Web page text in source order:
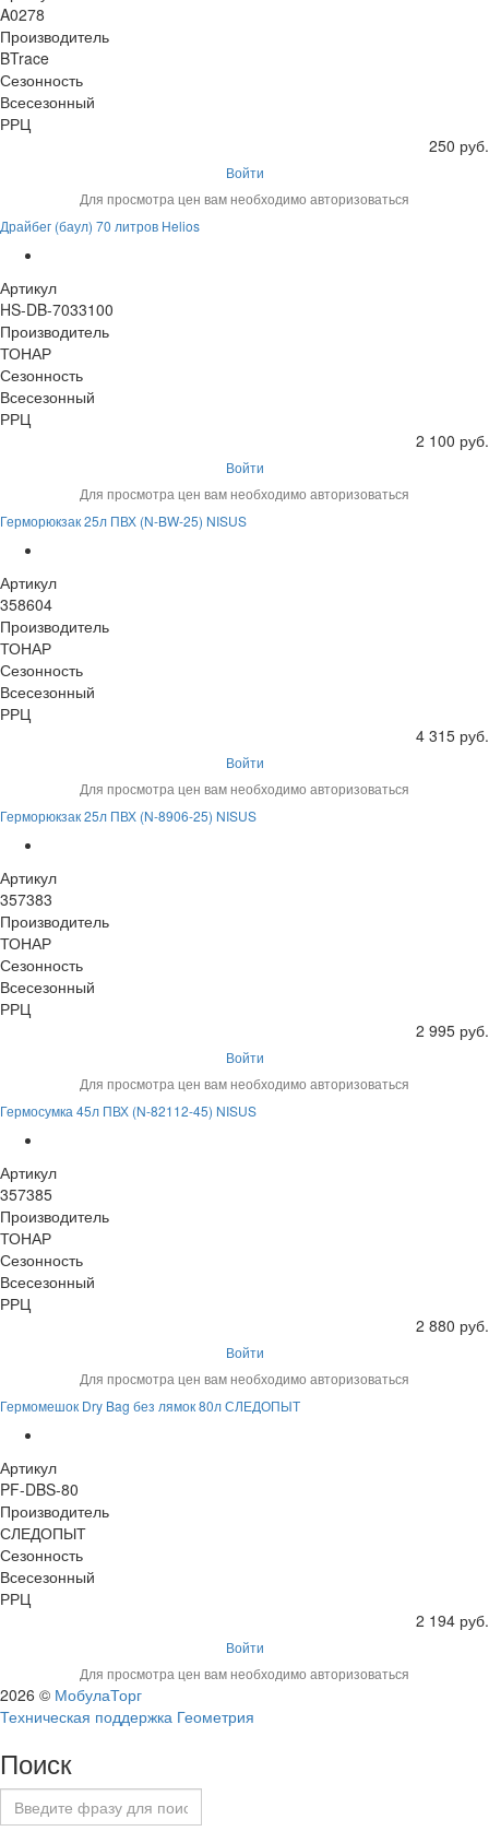
A0278
Производитель
BTrace
Сезонность
Всесезонный
РРЦ
250 руб.
Войти
Для просмотра цен вам необходимо авторизоваться
Драйбег (баул) 70 литров Helios
Артикул
HS-DB-7033100
Производитель
ТОНАР
Сезонность
Всесезонный
РРЦ
2 100 руб.
Войти
Для просмотра цен вам необходимо авторизоваться
Герморюкзак 25л ПВХ (N-BW-25) NISUS
Артикул
358604
Производитель
ТОНАР
Сезонность
Всесезонный
РРЦ
4 315 руб.
Войти
Для просмотра цен вам необходимо авторизоваться
Герморюкзак 25л ПВХ (N-8906-25) NISUS
Артикул
357383
Производитель
ТОНАР
Сезонность
Всесезонный
РРЦ
2 995 руб.
Войти
Для просмотра цен вам необходимо авторизоваться
Гермосумка 45л ПВХ (N-82112-45) NISUS
Артикул
357385
Производитель
ТОНАР
Сезонность
Всесезонный
РРЦ
2 880 руб.
Войти
Для просмотра цен вам необходимо авторизоваться
Гермомешок Dry Bag без лямок 80л СЛЕДОПЫТ
Артикул
PF-DBS-80
Производитель
СЛЕДОПЫТ
Сезонность
Всесезонный
РРЦ
2 194 руб.
Войти
Для просмотра цен вам необходимо авторизоваться
2026 © МобулаТорг
Техническая поддержка Геометрия
Поиск